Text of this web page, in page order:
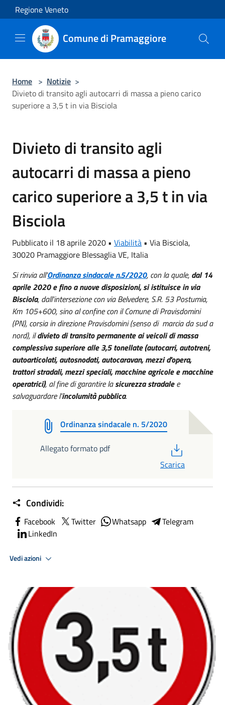
Salta al contenuto principale
Regione Veneto
Comune di Pramaggiore
Home > Notizie >
Divieto di transito agli autocarri di massa a pieno carico
superiore a 3,5 t in via Bisciola
Divieto di transito agli
autocarri di massa a pieno
carico superiore a 3,5 t in via
Bisciola
Pubblicato il 18 aprile 2020 • Viabilità • Via Bisciola,
30020 Pramaggiore Blessaglia VE, Italia
Si rinvia all'Ordinanza sindacale n.5/2020, con la quale, dal 14
aprile 2020 e fino a nuove disposizioni, si istituisce in via
Bisciola, dall'intersezione con via Belvedere, S.R. 53 Postumia,
Km 105+600, sino al confine con il Comune di Pravisdomini
(PN), corsia in direzione Pravisdomini (senso di marcia da sud a
nord), ildivieto di transito permanente ai veicoli di massa
complessiva superiore alle 3,5 tonellate (autocarri, autotreni,
autoarticolati, autosnodati, autocaravan, mezzi d'opera,
trattori stradali, mezzi speciali, macchine agricole e macchine
operatrici), al fine di garantire lasicurezza stradalee
salvaguardare l'incolumità pubblica.
Ordinanza sindacale n. 5/2020
Allegato formato pdf
Scarica
Condividi:
Facebook Twitter Whatsapp
Telegram
LinkedIn
Vedi azioni